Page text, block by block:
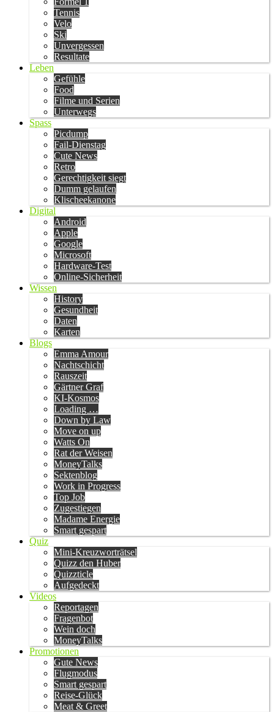
Tennis
Velo
Ski
Unvergessen
Resultate
Leben
Gefühle
Food
Filme und Serien
Unterwegs
Spass
Picdump
Fail-Dienstag
Cute News
Retro
Gerechtigkeit siegt
Dumm gelaufen
Klischeekanone
Digital
Android
Apple
Google
Microsoft
Hardware-Test
Online-Sicherheit
Wissen
History
Gesundheit
Daten
Karten
Blogs
Emma Amour
Nachtschicht
Rauszeit
Gärtner Graf
KI-Kosmos
Loading …
Down by Law
Move on up
Watts On
Rat der Weisen
MoneyTalks
Sektenblog
Work in Progress
Top Job
Zugestiegen
Madame Energie
Smart gespart
Quiz
Mini-Kreuzworträtsel
Quizz den Huber
Quizzticle
Aufgedeckt
Videos
Reportagen
Fragenbot
Wein doch
MoneyTalks
Promotionen
Gute News
Flugmodus
Smart gespart
Reise-Glück
Meat & Greet